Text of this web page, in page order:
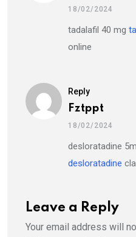
18/02/2024
tadalafil 40 mg
online
Reply
Fztppt
18/02/2024
desloratadine
desloratadine
Leave a Reply
Your email address will